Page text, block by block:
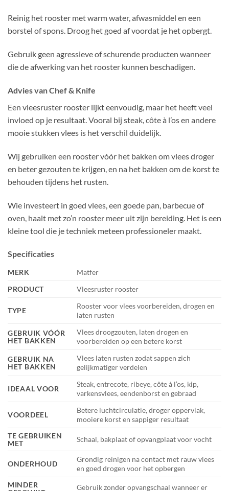
Reinig het rooster met warm water, afwasmiddel en een
borstel of spons. Droog het goed af voordat je het opbergt.
Gebruik geen agressieve of schurende producten wanneer
die de afwerking van het rooster kunnen beschadigen.
Advies van Chef & Knife
Een vleesruster rooster lijkt eenvoudig, maar het heeft veel
invloed op je resultaat. Vooral bij steak, côte à l’os en andere
mooie stukken vlees is het verschil duidelijk.
Wij gebruiken een rooster vóór het bakken om vlees droger
en beter gezouten te krijgen, en na het bakken om de korst te
behouden tijdens het rusten.
Wie investeert in goed vlees, een goede pan, barbecue of
oven, haalt met zo’n rooster meer uit zijn bereiding. Het is een
kleine tool die je techniek meteen professioneler maakt.
Specificaties
MERK
Matfer
PRODUCT
Vleesruster rooster
TYPE
Rooster voor vlees voorbereiden, drogen en
laten rusten
GEBRUIK VÓÓR
HET BAKKEN
Vlees droogzouten, laten drogen en
voorbereiden op een betere korst
GEBRUIK NA
HET BAKKEN
Vlees laten rusten zodat sappen zich
gelijkmatiger verdelen
IDEAAL VOOR
Steak, entrecote, ribeye, côte à l’os, kip,
varkensvlees, eendenborst en gebraad
VOORDEEL
Betere luchtcirculatie, droger oppervlak,
mooiere korst en sappiger resultaat
TE GEBRUIKEN
MET
Schaal, bakplaat of opvangplaat voor vocht
ONDERHOUD
Grondig reinigen na contact met rauw vlees
en goed drogen voor het opbergen
MINDER
Gebruik zonder opvangschaal wanneer er